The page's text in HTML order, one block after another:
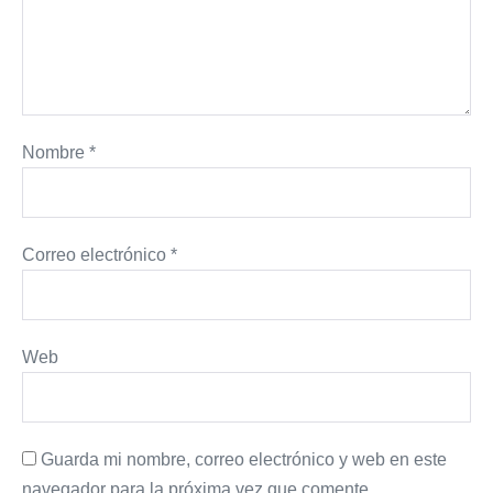
Nombre *
Correo electrónico *
Web
Guarda mi nombre, correo electrónico y web en este
navegador para la próxima vez que comente.